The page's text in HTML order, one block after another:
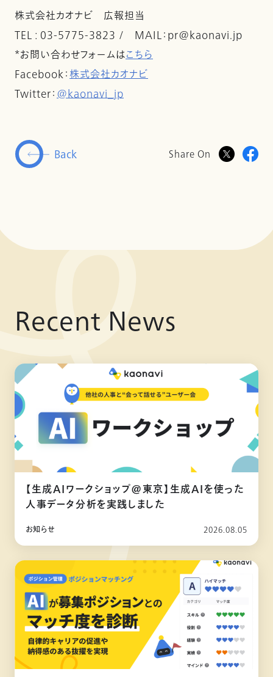
株式会社カオナビ 広報担当
TEL : 03-5775-3823 / MAIL：pr@kaonavi.jp
*お問い合わせフォームはこちら
Facebook：株式会社カオナビ
Twitter：@kaonavi_jp
Back Share On
Recent News
【生成AIワークショップ@東京】生成AIを使った
人事データ分析を実践しました
お知らせ 2026.08.05